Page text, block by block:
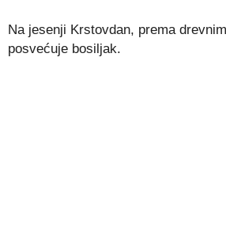
Na jesenji Krstovdan, prema
posvećuje bosiljak.